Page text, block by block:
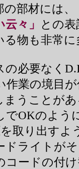
部材には、
々」
との
物も非常に
の必要なく
作業の境目
まうことが
でOKのよう
取り出すよ
ドライトが
コードの付